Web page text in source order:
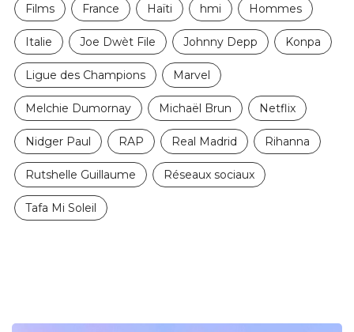
Films France Haïti hmi Hommes
Italie Joe Dwèt File Johnny Depp Konpa
Ligue des Champions Marvel
Melchie Dumornay Michaël Brun Netflix
Nidger Paul RAP Real Madrid Rihanna
Rutshelle Guillaume Réseaux sociaux
Tafa Mi Soleil